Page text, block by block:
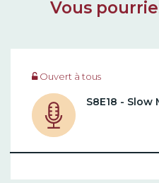
Vous
Ouvert à tous
S8E18 -